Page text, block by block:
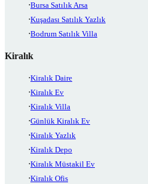
Bursa Satılık Arsa
Kuşadası Satılık Yazlık
Bodrum Satılık Villa
Kiralık
Kiralık Daire
Kiralık Ev
Kiralık Villa
Günlük Kiralık Ev
Kiralık Yazlık
Kiralık Depo
Kiralık Müstakil Ev
Kiralık Ofis